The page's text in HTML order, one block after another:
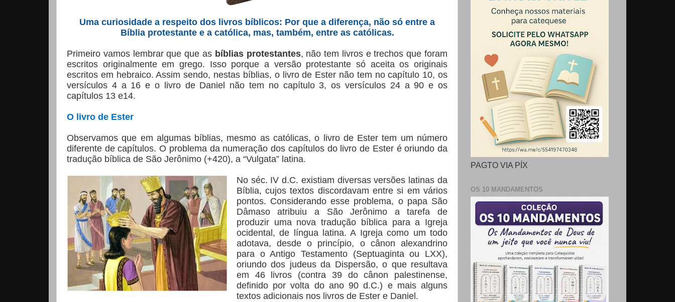
Uma curiosidade a respeito dos livros bíblicos: Por que a diferença, não só entre a
Bíblia protestante e a católica, mas, também, entre as católicas.
Primeiro vamos lembrar que que as bíblias protestantes, não tem livros e trechos que foram
escritos originalmente em grego. Isso porque a versão protestante só aceita os originais
escritos em hebraico. Assim sendo, nestas bíblias, o livro de Ester não tem no capítulo 10, os
versículos 4 a 16 e o livro de Daniel não tem no capítulo 3, os versículos 24 a 90 e os
capítulos 13 e14.
O livro de Ester
Observamos que em algumas bíblias, mesmo as católicas, o livro de Ester tem um número
diferente de capítulos. O problema da numeração dos capítulos do livro de Ester é oriundo da
tradução bíblica de São Jerônimo (+420), a “Vulgata” latina.
No séc. IV d.C. existiam diversas versões latinas da
Bíblia, cujos textos discordavam entre si em vários
pontos. Considerando esse problema, o papa São
Dâmaso atribuiu a São Jerônimo a tarefa de
produzir uma nova tradução bíblica para a Igreja
ocidental, de língua latina. A Igreja como um todo
adotava, desde o princípio, o cânon alexandrino
para o Antigo Testamento (Septuaginta ou LXX),
oriundo dos judeus da Dispersão, o que resultava
em 46 livros (contra 39 do cânon palestinense,
definido por volta do ano 90 d.C.) e mais alguns
textos adicionais nos livros de Ester e Daniel.
PAGTO VIA PÍX
OS 10 MANDAMENTOS